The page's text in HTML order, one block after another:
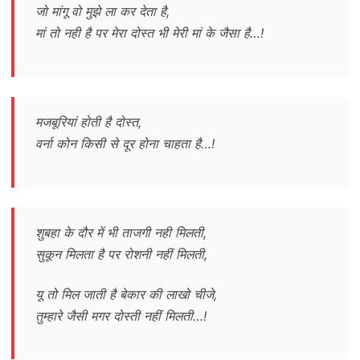
जो मांगू वो मुझे ला कर देता है,
मां तो नही है पर मेरा दोस्त भी मेरी मां के जैसा है…!
मजबूरियां होती है दोस्त,
वर्ना कोन किसी से दूर होना चाहता है…!
शुबहा के दौर में भी ताजगी नही मिलती,
सुकून मिलता है पर रोशनी नहीं मिलती,
यू तो मिल जाती है बेकार की लाखो चीजे,
तुम्हारे जैसी मगर दोस्ती नहीं मिलती…!